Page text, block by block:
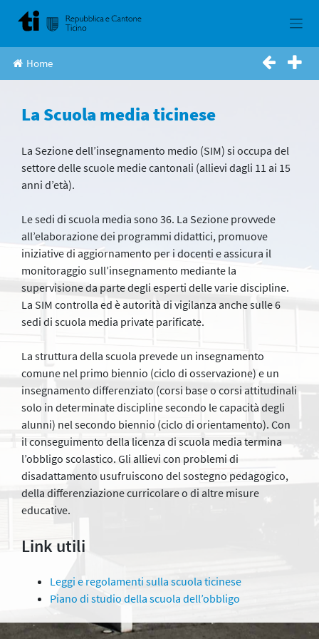
Home
La Scuola media ticinese
La Sezione dell’insegnamento medio (SIM) si occupa del
settore delle scuole medie cantonali (allievi dagli 11 ai 15
anni d’età).
Le sedi di scuola media sono 36. La Sezione provvede
all’elaborazione dei programmi didattici, promuove
iniziative di aggiornamento per i docenti e assicura il
monitoraggio sull’insegnamento mediante la
supervisione da parte degli esperti delle varie discipline.
La SIM controlla ed è autorità di vigilanza anche sulle 6
sedi di scuola media private parificate.
La struttura della scuola prevede un insegnamento
comune nel primo biennio (ciclo di osservazione) e un
insegnamento differenziato (corsi base o corsi attitudinali
solo in determinate discipline secondo le capacità degli
alunni) nel secondo biennio (ciclo di orientamento). Con
il conseguimento della licenza di scuola media termina
l’obbligo scolastico. Gli allievi con problemi di
disadattamento usufruiscono del sostegno pedagogico,
della differenziazione curricolare o di altre misure
educative.
Link utili
Leggi e regolamenti sulla scuola ticinese
Piano di studio della scuola dell’obbligo